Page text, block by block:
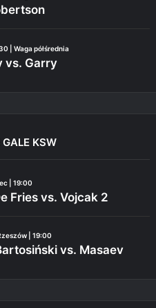
| Waga półśrednia
vs. Garry
KSW
| 19:00
Fries vs. Vojcak 2
| 19:00
vs. Masaev